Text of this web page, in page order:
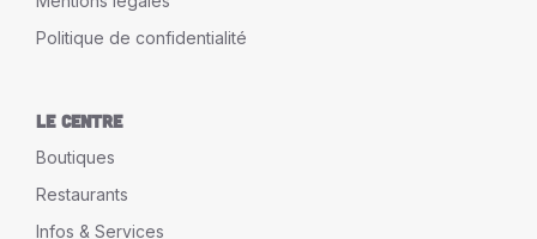
Politique de confidentialité
Le Centre
Boutiques
Restaurants
Infos & Services